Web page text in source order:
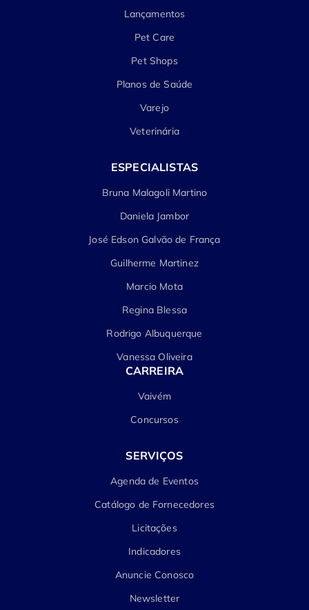
Lançamentos
Pet Care
Pet Shops
Planos de Saúde
Varejo
Veterinária
ESPECIALISTAS
Bruna Malagoli Martino
Daniela Jambor
José Edson Galvão de França
Guilherme Martinez
Marcio Mota
Regina Blessa
Rodrigo Albuquerque
Vanessa Oliveira
CARREIRA
Vaivém
Concursos
SERVIÇOS
Agenda de Eventos
Catálogo de Fornecedores
Licitações
Indicadores
Anuncie Conosco
Newsletter